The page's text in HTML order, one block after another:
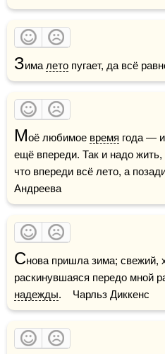
Зима лето пугает, да всё
Моё любимое время года —
ещё впереди. Так и надо
что впереди всё лето, а
Андреева
Снова пришла зима; свежий,
надежды.    Чарльз Диккенс